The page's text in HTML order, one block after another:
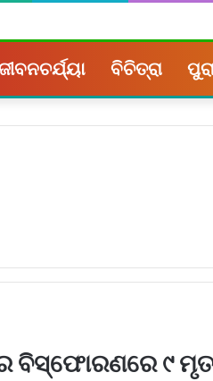
ବିଚିତ୍ରା
ବିସ୍ଫୋରଣରେ ୯ ମୃତ